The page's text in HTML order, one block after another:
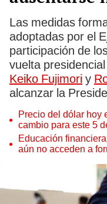
Las medidas
adoptadas por el
participación de
vuelta
Keiko Fujimori y
alcanzar la
Precio del dólar hoy
cambio para este 5
Educación
aún no acceden a